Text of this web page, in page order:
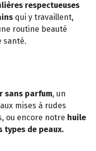
respectueuses
qui y travaillent,
routine beauté
santé.
sans parfum, un
mises à rudes
ou encore notre huile
types de peaux.